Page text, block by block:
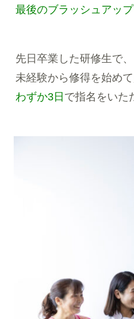
最後のブラッシュアップ
先日卒業した研修生で、
未経験から修得を始め
わずか3日 で指名をいた